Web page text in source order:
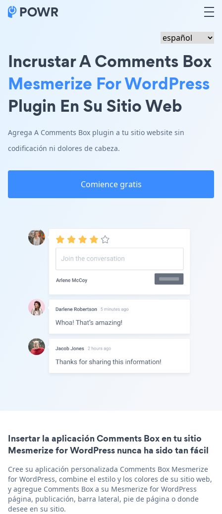
Incrustar A Comments Box
Mesmerize For WordPress
Plugin En Su Sitio Web
Agrega A Comments Box plugin a tu sitio website sin
codificación ni dolores de cabeza.
Comience gratis
Insertar la aplicación Comments Box en tu sitio
Mesmerize for WordPress nunca ha sido tan fácil
Cree su aplicación personalizada Comments Box Mesmerize
for WordPress, combine el estilo y los colores de su sitio web,
y agregue Comments Box a su Mesmerize for WordPress
página, publicación, barra lateral, pie de página o donde
desee en su sitio.